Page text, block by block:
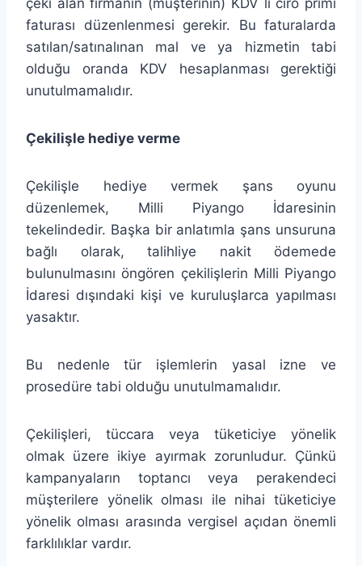
faturası düzenlenmesi gerekir. Bu faturalarda
satılan/satınalınan mal ve ya hizmetin tabi
olduğu oranda KDV hesaplanması gerektiği
unutulmamalıdır.
Çekilişle hediye verme
Çekilişle hediye vermek şans oyunu
düzenlemek, Milli Piyango İdaresinin
tekelindedir. Başka bir anlatımla şans unsuruna
bağlı olarak, talihliye nakit ödemede
bulunulmasını öngören çekilişlerin Milli Piyango
İdaresi dışındaki kişi ve kuruluşlarca yapılması
yasaktır.
Bu nedenle tür işlemlerin yasal izne ve
prosedüre tabi olduğu unutulmamalıdır.
Çekilişleri, tüccara veya tüketiciye yönelik
olmak üzere ikiye ayırmak zorunludur. Çünkü
kampanyaların toptancı veya perakendeci
müşterilere yönelik olması ile nihai tüketiciye
yönelik olması arasında vergisel açıdan önemli
farklılıklar vardır.